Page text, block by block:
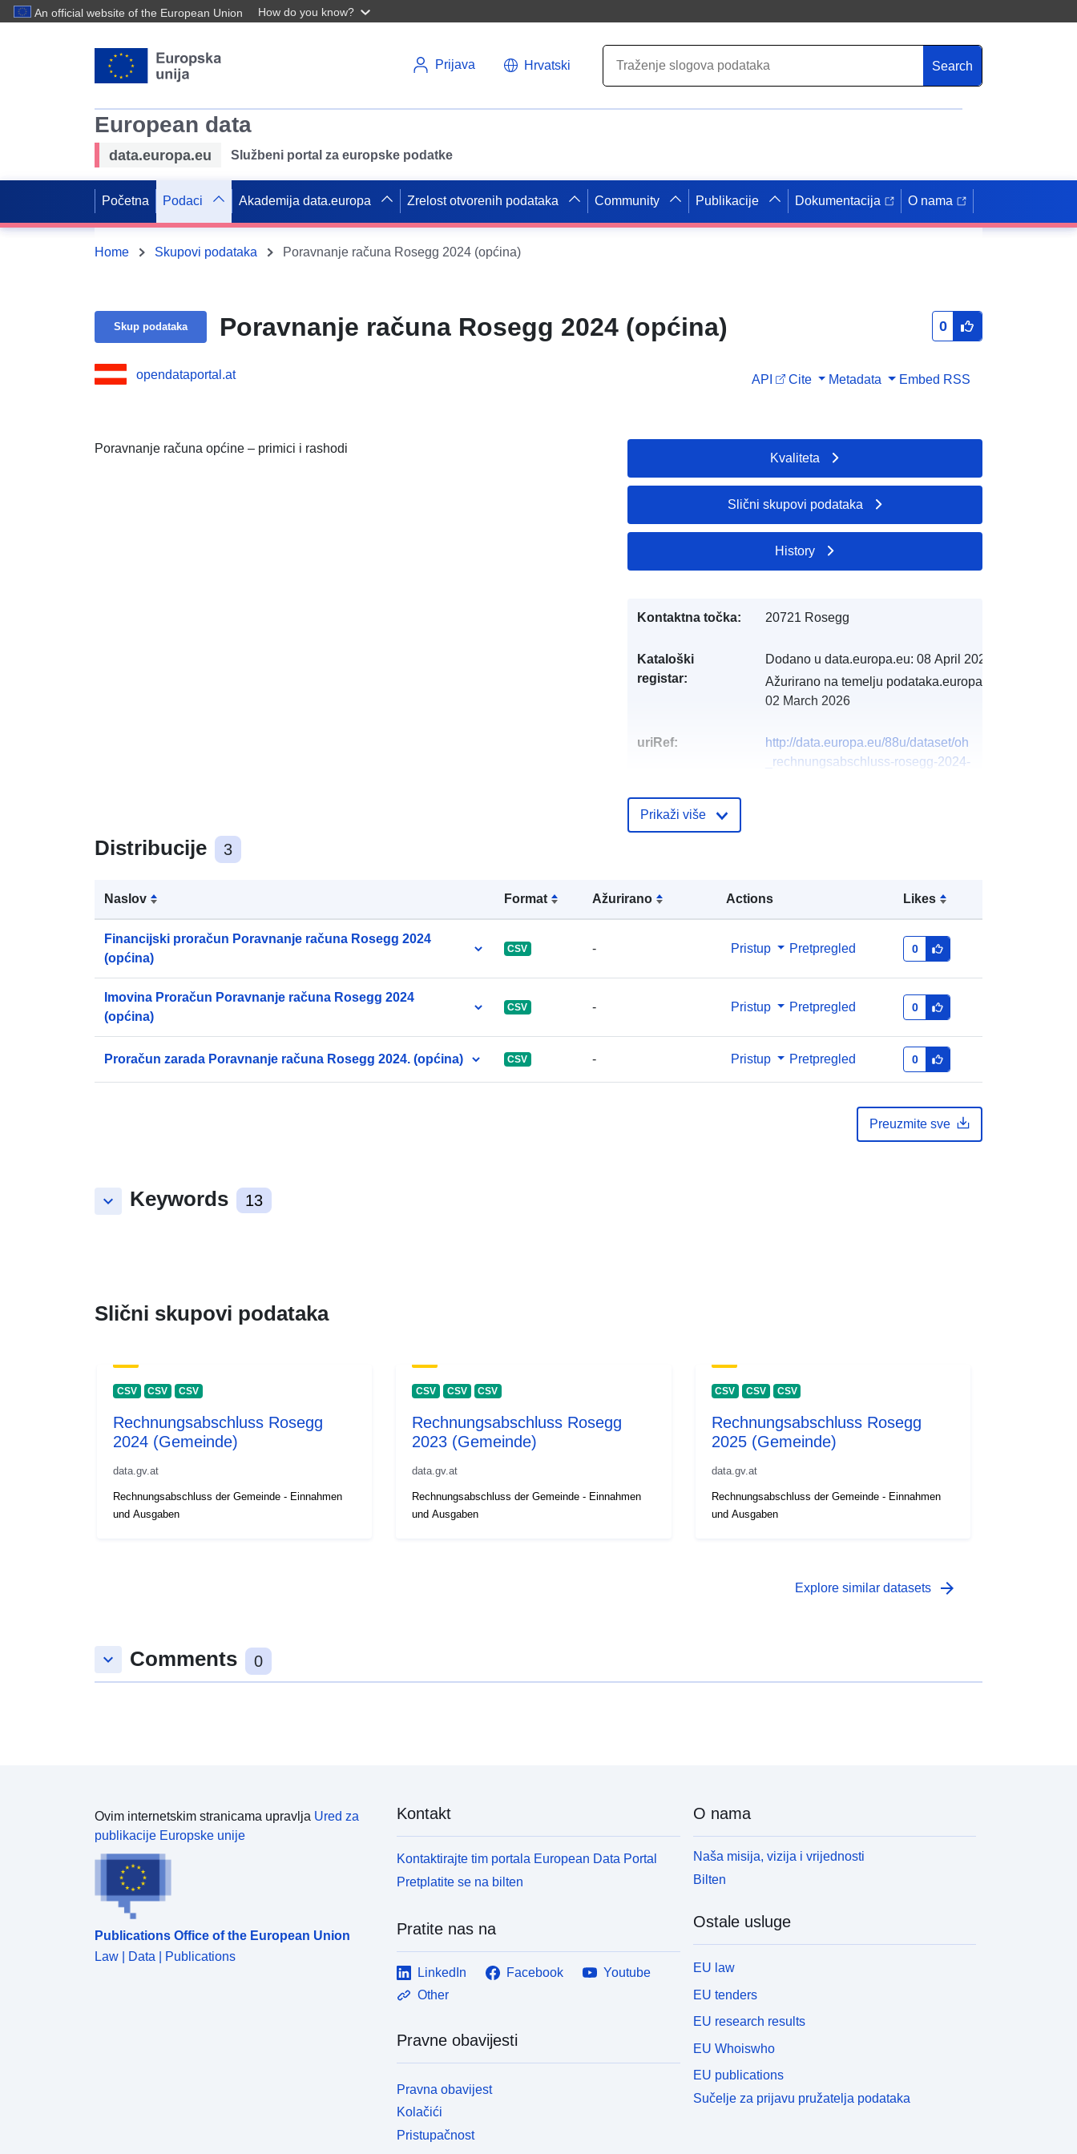
An official website of the European Union How do you know?
Prijava Hrvatski Search
European data
data.europa.eu Službeni portal za europske podatke
Početna Podaci Akademija data.europa Zrelost otvorenih podataka Community Publikacije Dokumentacija O nama
Home Skupovi podataka Poravnanje računa Rosegg 2024 (općina)
Skup podataka Poravnanje računa Rosegg 2024 (općina) 0
opendataportal.at API Cite Metadata Embed RSS
Poravnanje računa općine – primici i rashodi
Distribucije 3
Naslov Formаt Ažurirano Actions Likes
Financijski proračun Poravnanje računa Rosegg 2024
(općina)
CSV - Pristup Pretpregled 0
Imovina Proračun Poravnanje računa Rosegg 2024
(općina)
CSV - Pristup Pretpregled 0
Proračun zarada Poravnanje računa Rosegg 2024. (općina) CSV - Pristup Pretpregled 0
Preuzmite sve
keyboard_arrow_down Keywords 13
Kvaliteta
Slični skupovi podataka
History
Kontaktna točka: 20721 Rosegg
Kataloški
registar:
Dodano u data.europa.eu: 08 April 2025
Ažurirano na temelju podataka.europa.eu:
02 March 2026
uriRef:
http://data.europa.eu/88u/dataset/oh
_rechnungsabschluss-rosegg-2024-
Prikaži više
Slični skupovi podataka
CSV CSV CSV
Rechnungsabschluss Rosegg
2024 (Gemeinde)
data.gv.at
Rechnungsabschluss der Gemeinde - Einnahmen
und Ausgaben
CSV CSV CSV
Rechnungsabschluss Rosegg
2023 (Gemeinde)
data.gv.at
Rechnungsabschluss der Gemeinde - Einnahmen
und Ausgaben
CSV CSV CSV
Rechnungsabschluss Rosegg
2025 (Gemeinde)
data.gv.at
Rechnungsabschluss der Gemeinde - Einnahmen
und Ausgaben
Explore similar datasets arrow_forward
keyboard_arrow_down Comments 0
Ovim internetskim stranicama upravlja Ured za
publikacije Europske unije
Publications Office of the European Union
Law | Data | Publications
Kontakt
Kontaktirajte tim portala European Data Portal
Pretplatite se na bilten
Pratite nas na
LinkedIn Facebook
Youtube
Other
Pravne obavijesti
Pravna obavijest
Kolačići
Pristupačnost
O nama
Naša misija, vizija i vrijednosti
Bilten
Ostale usluge
EU law
EU tenders
EU research results
EU Whoiswho
EU publications
Sučelje za prijavu pružatelja podataka